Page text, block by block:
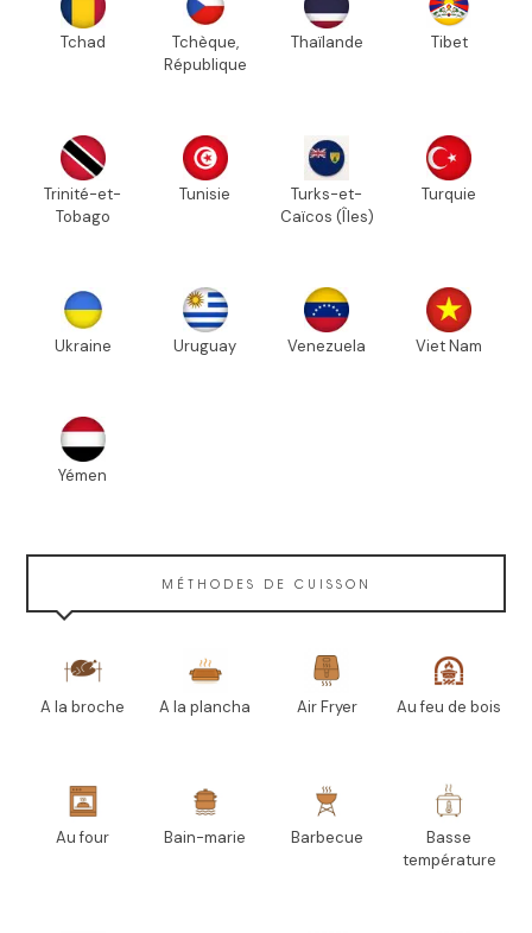
Tchad
Tchèque,
République
Thaïlande Tibet
Trinité-et-
Tobago
Tunisie
Turks-et-
Caïcos (Îles)
Turquie
Ukraine Uruguay Venezuela Viet Nam
Yémen
MÉTHODES DE CUISSON
A la broche A la plancha Air Fryer Au feu de bois
Au four Bain-marie Barbecue
Basse
température